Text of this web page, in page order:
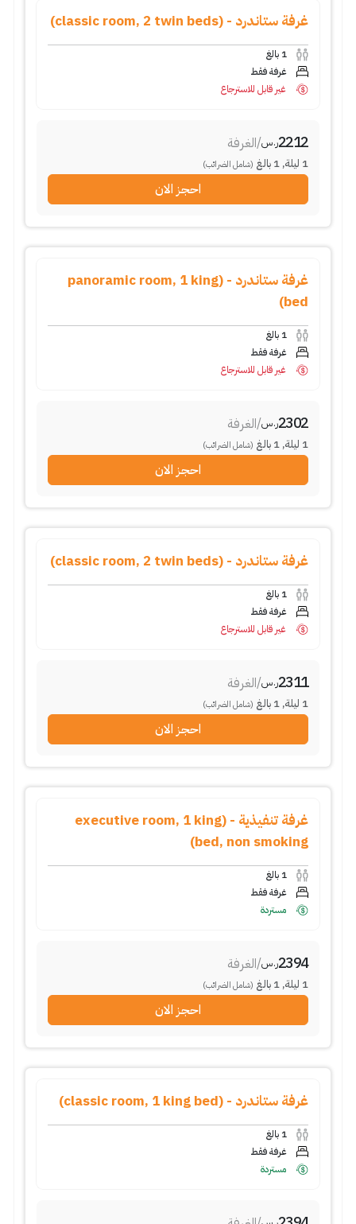
غرفة ستاندرد - (classic room, 2 twin beds)
1 بالغ
غرفة فقط
غير قابل للاسترجاع
2212ر.س/الغرفة
1 ليلة,
1 بالغ (شامل الضرائب)
احجز الان
غرفة ستاندرد - (panoramic room, 1 king
bed)
1 بالغ
غرفة فقط
غير قابل للاسترجاع
2302ر.س/الغرفة
1 ليلة,
1 بالغ (شامل الضرائب)
احجز الان
غرفة ستاندرد - (classic room, 2 twin beds)
1 بالغ
غرفة فقط
غير قابل للاسترجاع
2311ر.س/الغرفة
1 ليلة,
1 بالغ (شامل الضرائب)
احجز الان
غرفة تنفيذية - (executive room, 1 king
bed, non smoking)
1 بالغ
غرفة فقط
مستردة
2394ر.س/الغرفة
1 ليلة,
1 بالغ (شامل الضرائب)
احجز الان
غرفة ستاندرد - (classic room, 1 king bed)
1 بالغ
غرفة فقط
مستردة